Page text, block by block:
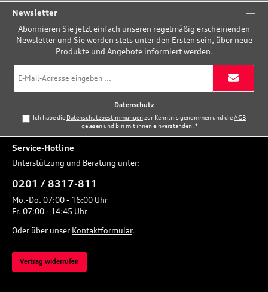
Newsletter
Abonnieren Sie jetzt einfach unseren regelmäßig erscheinenden
Newsletter und Sie werden stets unter den Ersten sein, über neue
Produkte und Angebote informiert werden.
Mail-
Adresse
Datenschutz
Ich habe die Datenschutzbestimmungenzur Kenntnis genommen und dieAGB
gelesen und bin mit ihnen einverstanden.*
Service-Hotline
Unterstützung und Beratung unter:
0201 / 8317-811
Mo.-Do. 07:00 - 16:00 Uhr
Fr. 07:00 - 14:45 Uhr
Oder über unser Kontaktformular.
Vertrag widerrufen